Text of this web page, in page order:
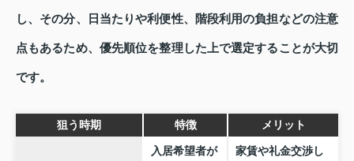
し、その分、日当たりや利便性、階段利用の負担などの注意
点もあるため、優先順位を整理した上で選定することが大切
です。
狙う時期 特徴 メリット
入居希望者が
家賃や礼金交渉し